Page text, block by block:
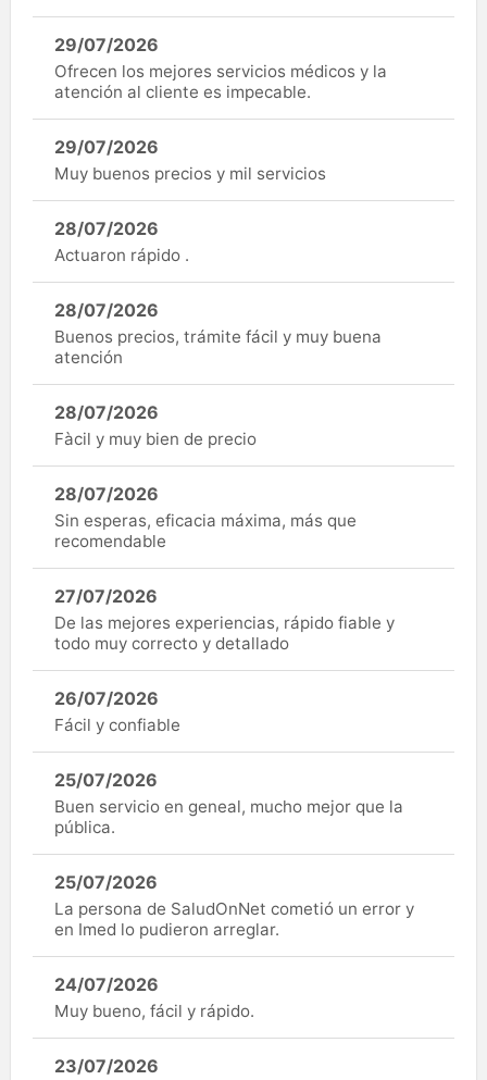
29/07/2026
Ofrecen los mejores servicios médicos y la
atención al cliente es impecable.
29/07/2026
Muy buenos precios y mil servicios
28/07/2026
Actuaron rápido .
28/07/2026
Buenos precios, trámite fácil y muy buena
atención
28/07/2026
Fàcil y muy bien de precio
28/07/2026
Sin esperas, eficacia máxima, más que
recomendable
27/07/2026
De las mejores experiencias, rápido fiable y
todo muy correcto y detallado
26/07/2026
Fácil y confiable
25/07/2026
Buen servicio en geneal, mucho mejor que la
pública.
25/07/2026
La persona de SaludOnNet cometió un error y
en Imed lo pudieron arreglar.
24/07/2026
Muy bueno, fácil y rápido.
23/07/2026